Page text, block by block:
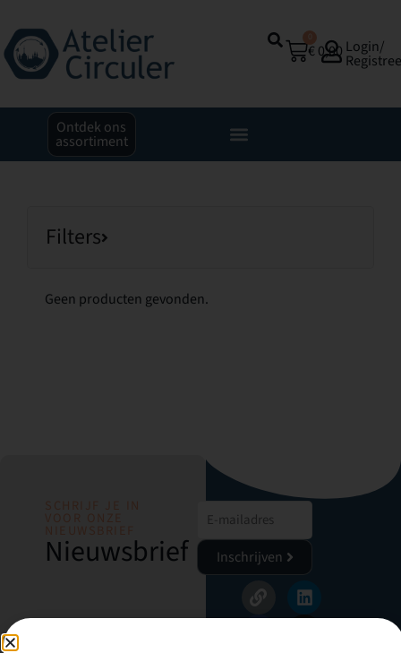
€ 0,00 Login/
Ontdek ons
assortiment
Filters
Geen producten gevonden.
SCHRIJF JE IN
VOOR ONZE
NIEUWSBRIEF
Nieuwsbrief Inschrijven